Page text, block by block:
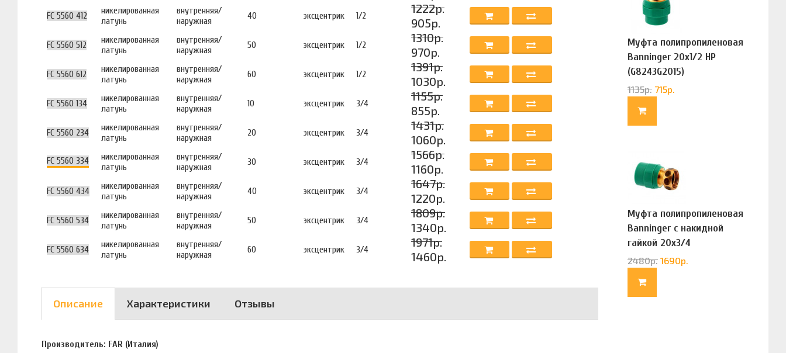
FC 5560 412
никелированная
латунь
внутренняя/
наружная
40 эксцентрик 1/2
1222р.
905р.
FC 5560 512
никелированная
латунь
внутренняя/
наружная
50 эксцентрик 1/2
1310р.
970р.
FC 5560 612
никелированная
латунь
внутренняя/
наружная
60 эксцентрик 1/2
1391р.
1030р.
FC 5560 134
никелированная
латунь
внутренняя/
наружная
10 эксцентрик 3/4
1155р.
855р.
FC 5560 234
никелированная
латунь
внутренняя/
наружная
20 эксцентрик 3/4
1431р.
1060р.
FC 5560 334
никелированная
латунь
внутренняя/
наружная
30 эксцентрик 3/4
1566р.
1160р.
FC 5560 434
никелированная
латунь
внутренняя/
наружная
40 эксцентрик 3/4
1647р.
1220р.
FC 5560 534
никелированная
латунь
внутренняя/
наружная
50 эксцентрик 3/4
1809р.
1340р.
FC 5560 634
никелированная
латунь
внутренняя/
наружная
60 эксцентрик 3/4
1971р.
1460р.
Описание Характеристики Отзывы
Производитель: FAR (Италия)
Муфта полипропиленовая
Banninger 20х1/2 НР
(G8243G2015)
1135р. 715р.
Муфта полипропиленовая
Banninger с накидной
гайкой 20х3/4
(G83322020)
2480р. 1690р.